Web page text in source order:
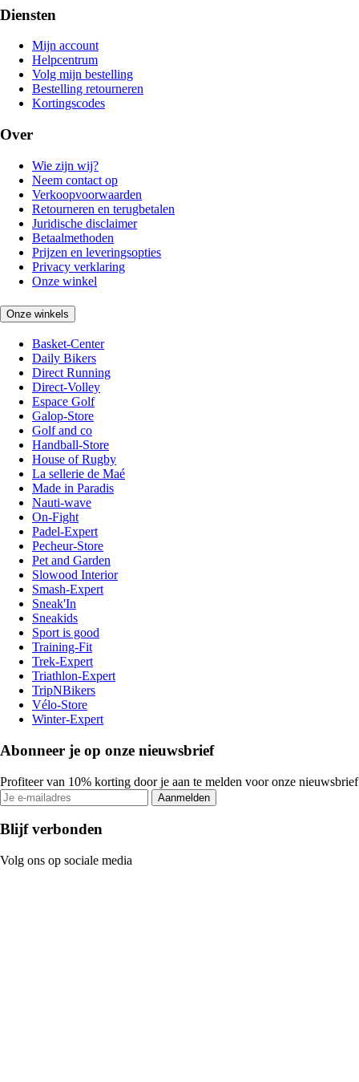
Diensten
Mijn account
Helpcentrum
Volg mijn bestelling
Bestelling retourneren
Kortingscodes
Over
Wie zijn wij?
Neem contact op
Verkoopvoorwaarden
Retourneren en terugbetalen
Juridische disclaimer
Betaalmethoden
Prijzen en leveringsopties
Privacy verklaring
Onze winkel
Onze winkels
Basket-Center
Daily Bikers
Direct Running
Direct-Volley
Espace Golf
Galop-Store
Golf and co
Handball-Store
House of Rugby
La sellerie de Maé
Made in Paradis
Nauti-wave
On-Fight
Padel-Expert
Pecheur-Store
Pet and Garden
Slowood Interior
Smash-Expert
Sneak'In
Sneakids
Sport is good
Training-Fit
Trek-Expert
Triathlon-Expert
TripNBikers
Vélo-Store
Winter-Expert
Abonneer je op onze nieuwsbrief
Profiteer van 10% korting door je aan te melden voor onze nieuwsbrief
Aanmelden
Blijf verbonden
Volg ons op sociale media